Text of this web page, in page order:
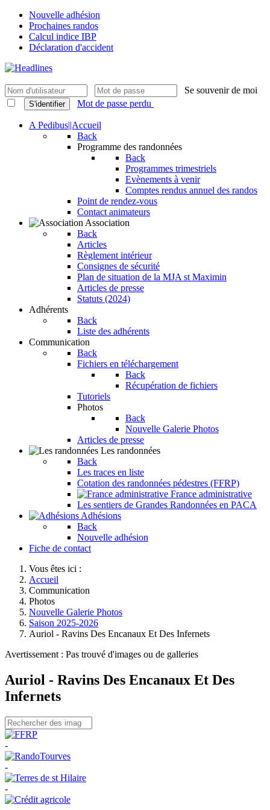
Nouvelle adhésion
Prochaines randos
Calcul indice IBP
Déclaration d'accident
Se souvenir de moi
S'identifier Mot de passe perdu
A Pedibus||Accueil
Back
Programme des randonnées
Back
Programmes trimestriels
Evènements à venir
Comptes rendus annuel des randos
Point de rendez-vous
Contact animateurs
Association
Back
Articles
Règlement intérieur
Consignes de sécurité
Plan de situation de la MJA st Maximin
Articles de presse
Statuts (2024)
Adhérents
Back
Liste des adhérents
Communication
Back
Fichiers en téléchargement
Back
Récupération de fichiers
Tutoriels
Photos
Back
Nouvelle Galerie Photos
Articles de presse
Les randonnées
Back
Les traces en liste
Cotation des randonnées pédestres (FFRP)
France administrative
Les sentiers de Grandes Randonnées en PACA
Adhésions
Back
Nouvelle adhésion
Fiche de contact
Vous êtes ici :
Accueil
Communication
Photos
Nouvelle Galerie Photos
Saison 2025-2026
Auriol - Ravins Des Encanaux Et Des Infernets
Avertissement : Pas trouvé d'images ou de galleries
Auriol - Ravins Des Encanaux Et Des
Infernets
-
-
-